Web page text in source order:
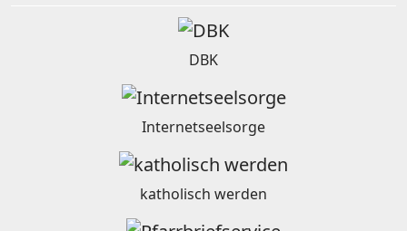
DBK
Internetseelsorge
katholisch werden